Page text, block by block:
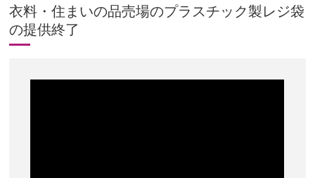
衣料・住まいの品売場のプラスチック製レジ袋
の提供終了